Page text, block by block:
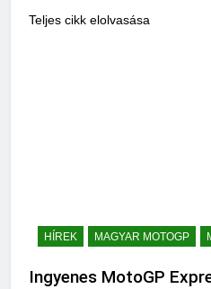
Teljes cikk elolvasása
HÍREK MAGYAR MOTOGP
Ingyenes MotoGP